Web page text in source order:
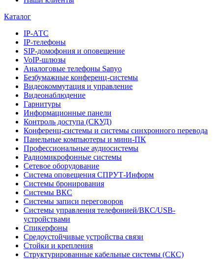
Каталог
IP-АТС
IP-телефоны
SIP-домофония и оповещение
VoIP-шлюзы
Аналоговые телефоны Sanyo
Безбумажные конференц-системы
Видеокоммутация и управление
Видеонаблюдение
Гарнитуры
Информационные панели
Контроль доступа (СКУД)
Конференц-системы и системы синхронного перевода
Панельные компьютеры и мини-ПК
Профессиональные аудиосистемы
Радиомикрофонные системы
Сетевое оборудование
Система оповещения СПРУТ-Информ
Системы бронирования
Системы ВКС
Системы записи переговоров
Системы управления телефонией/ВКС/USB-
устройствами
Спикерфоны
Средоустойчивые устройства связи
Стойки и крепления
Структурированные кабельные системы (СКС)